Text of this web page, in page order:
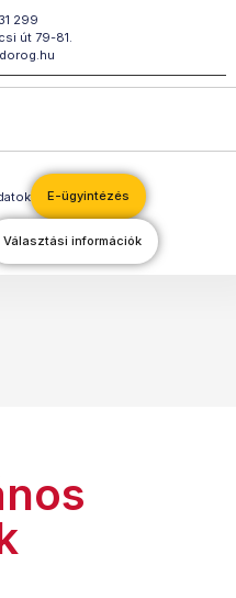
299
út 79-81.
E-ügyintézés
Választási információk